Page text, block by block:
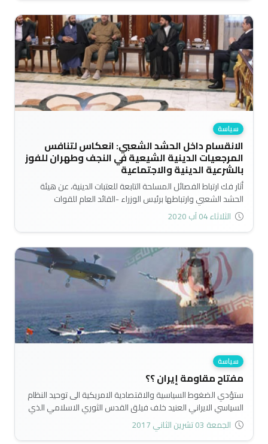
سياسة
الانقسام داخل الحشد الشعبي: انعكاس لتنافس
المرجعيات الدينية الشيعية في النجف وطهران للفوز
بالشرعية الدينية والاجتماعية
أثار فك ارتباط الفصائل المسلحة التابعة للعتبات الدينية، عن هيئة
الحشد الشعبي وارتباطها برئيس الوزراء -القائد العام للقوات
المسلحة وفق الدستور العراقي – في نيسان الماضي حراكا متخفيا
من قبل بعض القيادات المهمة في الحشد الشعبي مثل هادي
العامري رئيس منظمة بدر ورئيس تحالف الفتح في مجلس النواب..
الثلاثاء 04 آب 2020
سياسة
مفتاح مقاومة إيران ؟؟
ستؤدي الضغوط السياسية والاقتصادية الامريكية الى توحيد النظام
السياسي الايراني العنيد خلف فيلق القدس الثوري الاسلامي الذي
يقبع في قلب الاستراتيجية الاقليمية لطهران..
الجمعة 03 تشرين الثاني 2017